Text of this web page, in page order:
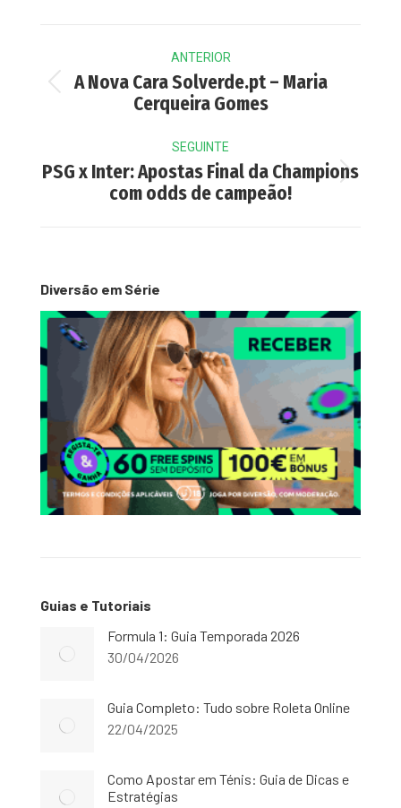
navigation
ANTERIOR
Previous
post:
A Nova Cara Solverde.pt – Maria
Cerqueira Gomes
SEGUINTE
Next
post:
PSG x Inter: Apostas Final da Champions
com odds de campeão!
Diversão em Série
Guias e Tutoriais
Formula 1: Guia Temporada 2026
30/04/2026
Guia Completo: Tudo sobre Roleta Online
22/04/2025
Como Apostar em Ténis: Guia de Dicas e
Estratégias